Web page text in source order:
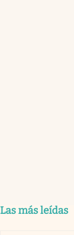
Las más leídas